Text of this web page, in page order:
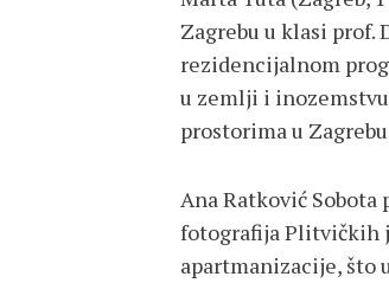
Zagrebu u klasi prof.
rezidencijalnom
u zemlji i
prostorima u
Ana Ratković
fotografija Plitvičkih
apartmanizacije, što